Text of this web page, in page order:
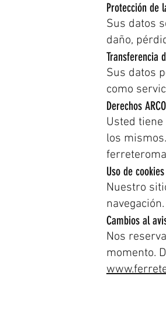
Protección de
Sus datos
daño,
Transferencia
Sus datos
como
Derechos
Usted
los
Uso de cookies
Nuestro
navegación.
Cambios al
Nos
momento.